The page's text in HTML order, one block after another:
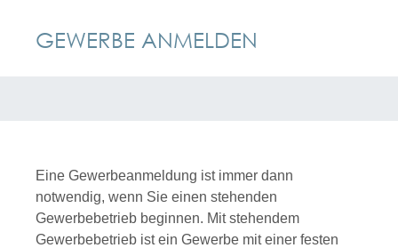
GEWERBE ANMELDEN
Eine Gewerbeanmeldung ist immer dann
notwendig, wenn Sie einen stehenden
Gewerbebetrieb beginnen. Mit stehendem
Gewerbebetrieb ist ein Gewerbe mit einer festen